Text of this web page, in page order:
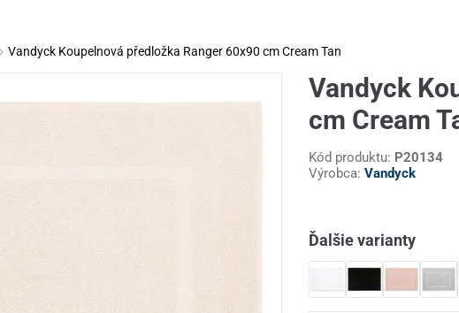
Vandyck Koupelnová předložka Ranger 60x90 cm Cream Tan
Vandyck
cm Cream
Kód produktu: P20134
Výrobca: Vandyck
Ďalšie varianty